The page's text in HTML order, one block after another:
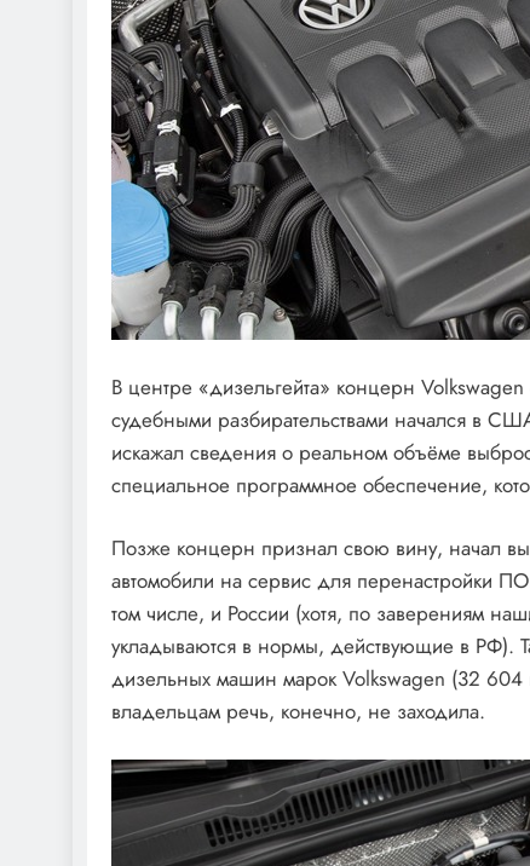
В центре «дизельгейта» концерн
судебными разбирательствами начался в
искажал сведения о реальном объёме
специальное программное обеспечение,
Позже концерн признал свою вину, начал
автомобили на сервис для перенастройки
том числе, и России (хотя, по заверениям
укладываются в нормы, действующие в РФ).
дизельных машин марок Volkswagen (32
владельцам речь, конечно, не заходила.